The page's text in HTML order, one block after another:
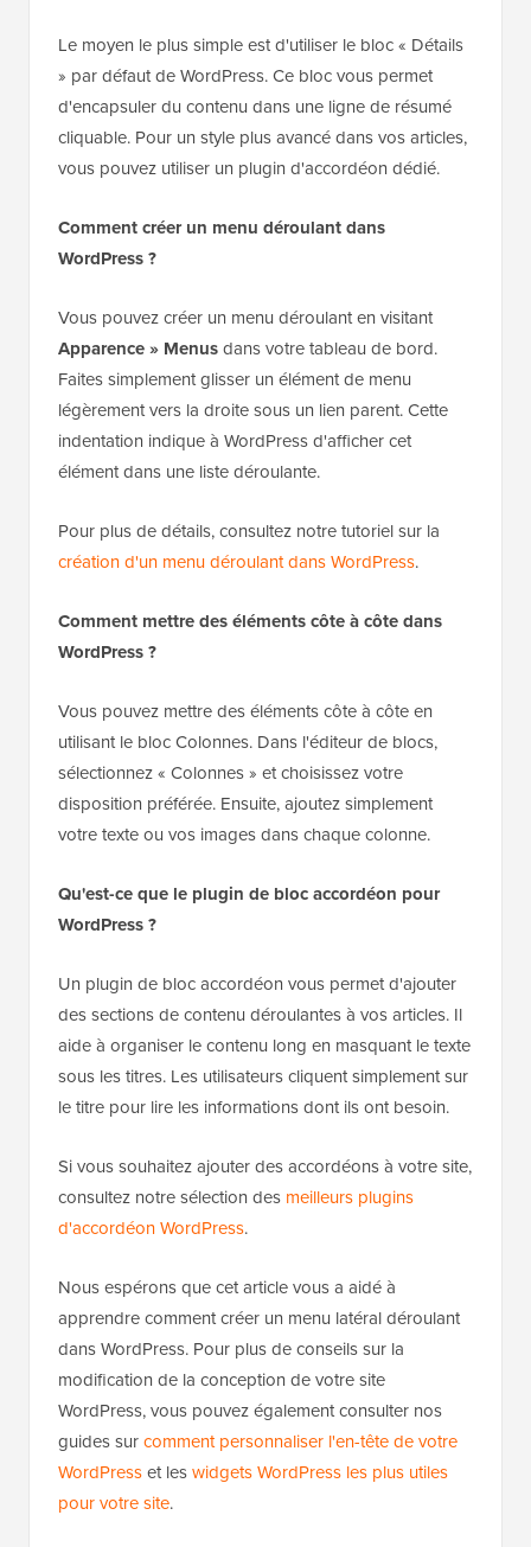
Le moyen le plus simple est d'utiliser le bloc « Détails
» par défaut de WordPress. Ce bloc vous permet
d'encapsuler du contenu dans une ligne de résumé
cliquable. Pour un style plus avancé dans vos articles,
vous pouvez utiliser un plugin d'accordéon dédié.
Comment créer un menu déroulant dans
WordPress ?
Vous pouvez créer un menu déroulant en visitant
Apparence » Menusdans votre tableau de bord.
Faites simplement glisser un élément de menu
légèrement vers la droite sous un lien parent. Cette
indentation indique à WordPress d'afficher cet
élément dans une liste déroulante.
Pour plus de détails, consultez notre tutoriel sur la
création d'un menu déroulant dans WordPress.
Comment mettre des éléments côte à côte dans
WordPress ?
Vous pouvez mettre des éléments côte à côte en
utilisant le bloc Colonnes. Dans l'éditeur de blocs,
sélectionnez « Colonnes » et choisissez votre
disposition préférée. Ensuite, ajoutez simplement
votre texte ou vos images dans chaque colonne.
Qu'est-ce que le plugin de bloc accordéon pour
WordPress ?
Un plugin de bloc accordéon vous permet d'ajouter
des sections de contenu déroulantes à vos articles. Il
aide à organiser le contenu long en masquant le texte
sous les titres. Les utilisateurs cliquent simplement sur
le titre pour lire les informations dont ils ont besoin.
Si vous souhaitez ajouter des accordéons à votre site,
consultez notre sélection des meilleurs plugins
d'accordéon WordPress.
Nous espérons que cet article vous a aidé à
apprendre comment créer un menu latéral déroulant
dans WordPress. Pour plus de conseils sur la
modification de la conception de votre site
WordPress, vous pouvez également consulter nos
guides surcomment personnaliser l'en-tête de votre
WordPresset leswidgets WordPress les plus utiles
pour votre site.